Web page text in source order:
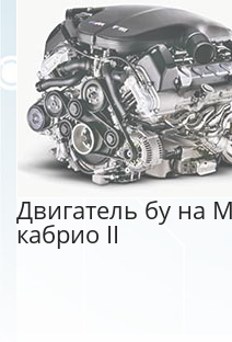
Двигатель бу на
кабрио II